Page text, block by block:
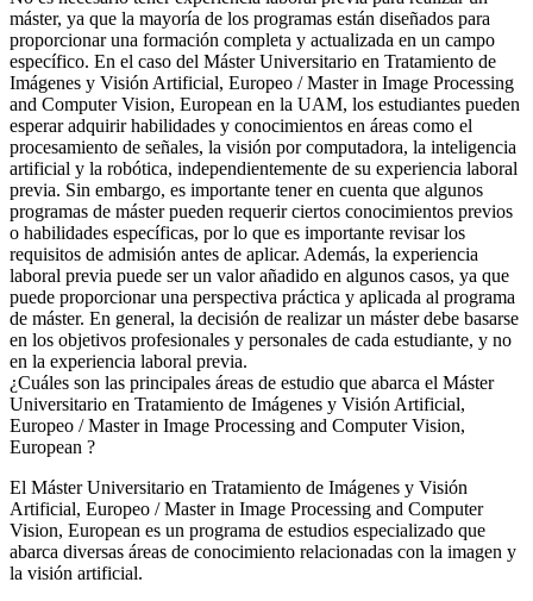
máster, ya que la mayoría de los programas están diseñados para
proporcionar una formación completa y actualizada en un campo
específico. En el caso del Máster Universitario en Tratamiento de
Imágenes y Visión Artificial, Europeo / Master in Image Processing
and Computer Vision, European en la UAM, los estudiantes pueden
esperar adquirir habilidades y conocimientos en áreas como el
procesamiento de señales, la visión por computadora, la inteligencia
artificial y la robótica, independientemente de su experiencia laboral
previa. Sin embargo, es importante tener en cuenta que algunos
programas de máster pueden requerir ciertos conocimientos previos
o habilidades específicas, por lo que es importante revisar los
requisitos de admisión antes de aplicar. Además, la experiencia
laboral previa puede ser un valor añadido en algunos casos, ya que
puede proporcionar una perspectiva práctica y aplicada al programa
de máster. En general, la decisión de realizar un máster debe basarse
en los objetivos profesionales y personales de cada estudiante, y no
en la experiencia laboral previa.
¿Cuáles son las principales áreas de estudio que abarca el Máster
Universitario en Tratamiento de Imágenes y Visión Artificial,
Europeo / Master in Image Processing and Computer Vision,
European ?
El Máster Universitario en Tratamiento de Imágenes y Visión
Artificial, Europeo / Master in Image Processing and Computer
Vision, European es un programa de estudios especializado que
abarca diversas áreas de conocimiento relacionadas con la imagen y
la visión artificial.